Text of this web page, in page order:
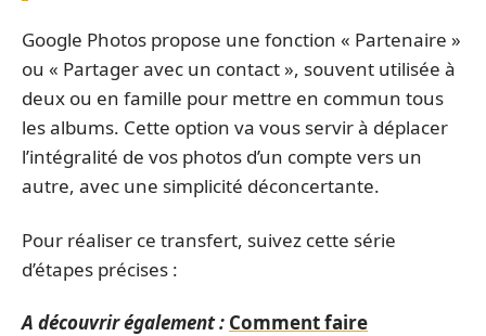
Google Photos propose une fonction « Partenaire »
ou « Partager avec un contact », souvent utilisée à
deux ou en famille pour mettre en commun tous
les albums. Cette option va vous servir à déplacer
l’intégralité de vos photos d’un compte vers un
autre, avec une simplicité déconcertante.
Pour réaliser ce transfert, suivez cette série
d’étapes précises :
A découvrir également : Comment faire